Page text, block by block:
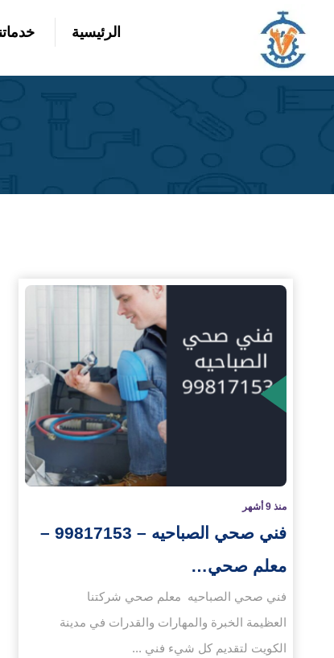
المحتوى
الرئيسية
منذ 9 أشهر
فني صحي الصباحيه – 99817153 –
معلم صحي…
فني صحي الصباحيه معلم صحي شركتنا
العظيمة الخبرة والمهارات والقدرات في مدينة
الكويت لتقديم كل شيء فني ...